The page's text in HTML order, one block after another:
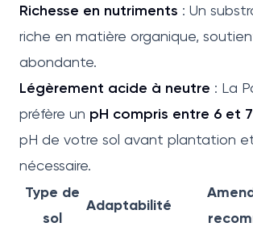
Richesse en nutriments : Un
riche en matière organique,
abondante.
Légèrement acide à neutre : La
préfère un pH compris entre 6 et 7
pH de votre sol avant plantation
nécessaire.
Type de
sol
Adaptabilité